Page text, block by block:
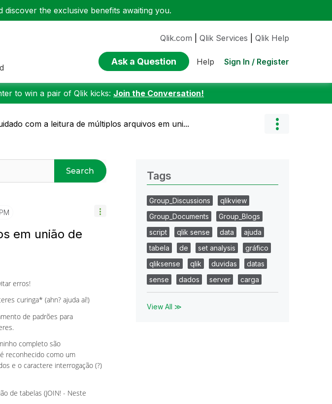
discover the exclusive benefits awaiting you.
Qlik.com Qlik Services Qlik Help
Ask a Question Help Sign In / Register
to win a pair of Qlik kicks: Join the Conversation!
com a leitura de múltiplos arquivos em uni...
Search
em união de
erros!
curinga* (ahn? ajuda aí!)
de padrões para
completo são
reconhecido como um
e o caractere interrogação (?)
de tabelas (JOIN! - Neste
Tags
Group_Discussions
qlikview
Group_Documents
Group_Blogs
script
qlik sense data
ajuda
tabela
de set analysis
gráfico
qliksense
qlik duvidas
datas
sense
dados server carga
View All ≫